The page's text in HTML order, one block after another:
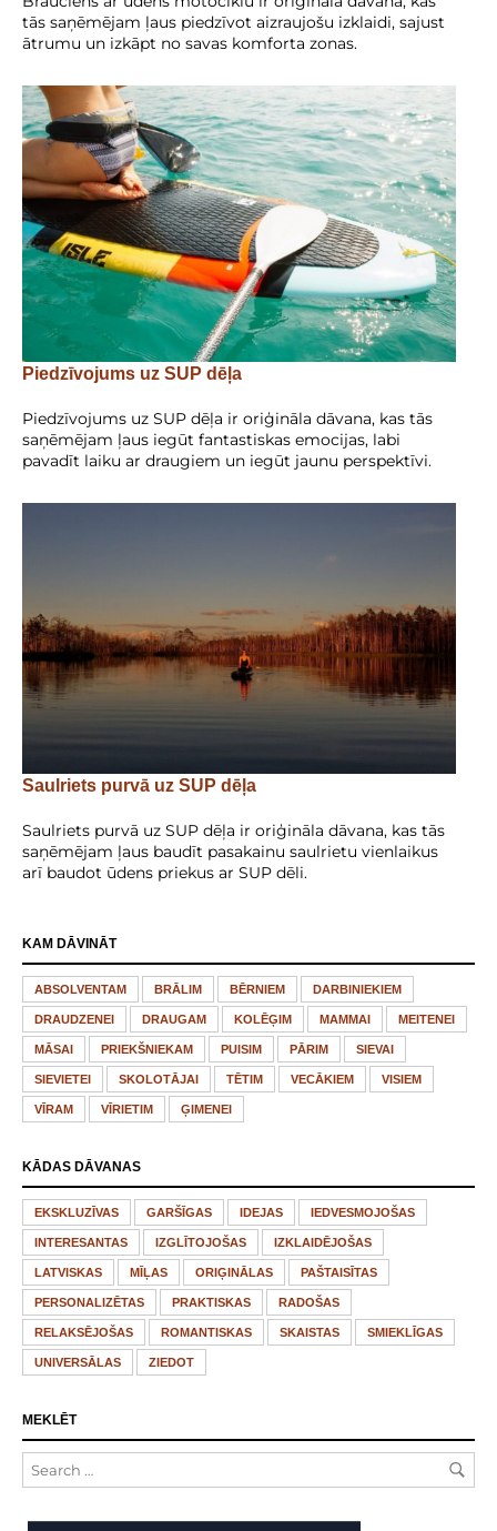
tās saņēmējam ļaus piedzīvot aizraujošu izklaidi, sajust
ātrumu un izkāpt no savas komforta zonas.
Piedzīvojums uz SUP dēļa
Piedzīvojums uz SUP dēļa ir oriģināla dāvana, kas tās
saņēmējam ļaus iegūt fantastiskas emocijas, labi
pavadīt laiku ar draugiem un iegūt jaunu perspektīvi.
Saulriets purvā uz SUP dēļa
Saulriets purvā uz SUP dēļa ir oriģināla dāvana, kas tās
saņēmējam ļaus baudīt pasakainu saulrietu vienlaikus
arī baudot ūdens priekus ar SUP dēli.
KAM DĀVINĀT
ABSOLVENTAM BRĀLIM BĒRNIEM DARBINIEKIEM
DRAUDZENEI DRAUGAM KOLĒĢIM MAMMAI MEITENEI
MĀSAI PRIEKŠNIEKAM PUISIM PĀRIM SIEVAI
SIEVIETEI SKOLOTĀJAI TĒTIM VECĀKIEM VISIEM
VĪRAM VĪRIETIM ĢIMENEI
KĀDAS DĀVANAS
EKSKLUZĪVAS GARŠĪGAS IDEJAS IEDVESMOJOŠAS
INTERESANTAS IZGLĪTOJOŠAS IZKLAIDĒJOŠAS
LATVISKAS MĪĻAS ORIĢINĀLAS PAŠTAISĪTAS
PERSONALIZĒTAS PRAKTISKAS RADOŠAS
RELAKSĒJOŠAS ROMANTISKAS SKAISTAS SMIEKLĪGAS
UNIVERSĀLAS ZIEDOT
MEKLĒT